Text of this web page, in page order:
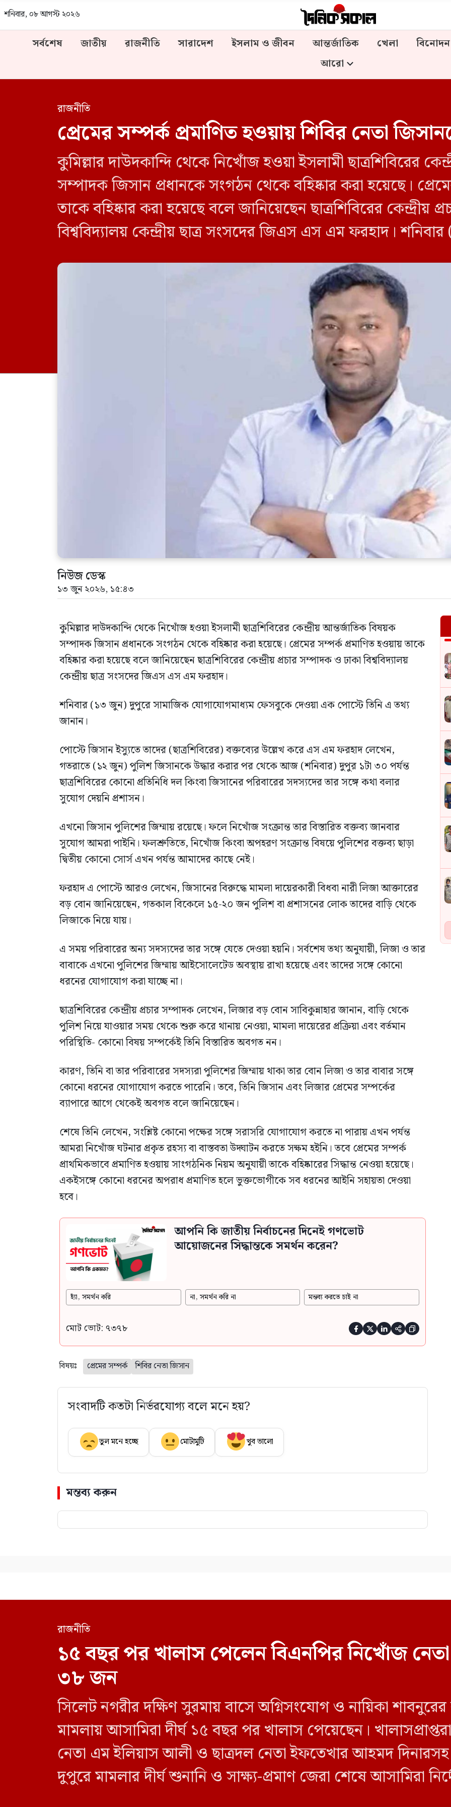
শনিবার, ০৮ আগস্ট ২০২৬
সর্বশেষ জাতীয় রাজনীতি সারাদেশ ইসলাম ও জীবন আন্তর্জাতিক খেলা বিনোদন
আরো
রাজনীতি
প্রেমের সম্পর্ক প্রমাণিত হওয়ায় শিবির নেতা
কুমিল্লার দাউদকান্দি থেকে নিখোঁজ হওয়া ইসলামী ছাত্রশিবিরের
সম্পাদক জিসান প্রধানকে সংগঠন থেকে বহিষ্কার করা হয়েছে।
তাকে বহিষ্কার করা হয়েছে বলে জানিয়েছেন ছাত্রশিবিরের কেন্দ্রীয়
বিশ্ববিদ্যালয় কেন্দ্রীয় ছাত্র সংসদের জিএস এস এম ফরহাদ।
নিউজ ডেস্ক
১৩ জুন ২০২৬, ১৫:৪৩
কুমিল্লার দাউদকান্দি থেকে নিখোঁজ হওয়া ইসলামী ছাত্রশিবিরের কেন্দ্রীয় আন্তর্জাতিক বিষয়ক
সম্পাদক জিসান প্রধানকে সংগঠন থেকে বহিষ্কার করা হয়েছে। প্রেমের সম্পর্ক প্রমাণিত হওয়ায় তাকে
বহিষ্কার করা হয়েছে বলে জানিয়েছেন ছাত্রশিবিরের কেন্দ্রীয় প্রচার সম্পাদক ও ঢাকা বিশ্ববিদ্যালয়
কেন্দ্রীয় ছাত্র সংসদের জিএস এস এম ফরহাদ।
শনিবার (১৩ জুন) দুপুরে সামাজিক যোগাযোগমাধ্যম ফেসবুকে দেওয়া এক পোস্টে তিনি এ তথ্য
জানান।
পোস্টে জিসান ইস্যুতে তাদের (ছাত্রশিবিরের) বক্তব্যের উল্লেখ করে এস এম ফরহাদ লেখেন,
গতরাতে (১২ জুন) পুলিশ জিসানকে উদ্ধার করার পর থেকে আজ (শনিবার) দুপুর ১টা ৩০ পর্যন্ত
ছাত্রশিবিরের কোনো প্রতিনিধি দল কিংবা জিসানের পরিবারের সদস্যদের তার সঙ্গে কথা বলার
সুযোগ দেয়নি প্রশাসন।
এখনো জিসান পুলিশের জিম্মায় রয়েছে। ফলে নিখোঁজ সংক্রান্ত তার বিস্তারিত বক্তব্য জানবার
সুযোগ আমরা পাইনি। ফলশ্রুতিতে, নিখোঁজ কিংবা অপহরণ সংক্রান্ত বিষয়ে পুলিশের বক্তব্য ছাড়া
দ্বিতীয় কোনো সোর্স এখন পর্যন্ত আমাদের কাছে নেই।
ফরহাদ এ পোস্টে আরও লেখেন, জিসানের বিরুদ্ধে মামলা দায়েরকারী বিধবা নারী লিজা আক্তারের
বড় বোন জানিয়েছেন, গতকাল বিকেলে ১৫-২০ জন পুলিশ বা প্রশাসনের লোক তাদের বাড়ি থেকে
লিজাকে নিয়ে যায়।
এ সময় পরিবারের অন্য সদস্যদের তার সঙ্গে যেতে দেওয়া হয়নি। সর্বশেষ তথ্য অনুযায়ী, লিজা ও তার
বাবাকে এখনো পুলিশের জিম্মায় আইসোলেটেড অবস্থায় রাখা হয়েছে এবং তাদের সঙ্গে কোনো
ধরনের যোগাযোগ করা যাচ্ছে না।
ছাত্রশিবিরের কেন্দ্রীয় প্রচার সম্পাদক লেখেন, লিজার বড় বোন সাবিকুন্নাহার জানান, বাড়ি থেকে
পুলিশ নিয়ে যাওয়ার সময় থেকে শুরু করে থানায় নেওয়া, মামলা দায়েরের প্রক্রিয়া এবং বর্তমান
পরিস্থিতি- কোনো বিষয় সম্পর্কেই তিনি বিস্তারিত অবগত নন।
কারণ, তিনি বা তার পরিবারের সদস্যরা পুলিশের জিম্মায় থাকা তার বোন লিজা ও তার বাবার সঙ্গে
কোনো ধরনের যোগাযোগ করতে পারেনি। তবে, তিনি জিসান এবং লিজার প্রেমের সম্পর্কের
ব্যাপারে আগে থেকেই অবগত বলে জানিয়েছেন।
শেষে তিনি লেখেন, সংশ্লিষ্ট কোনো পক্ষের সঙ্গে সরাসরি যোগাযোগ করতে না পারায় এখন পর্যন্ত
আমরা নিখোঁজ ঘটনার প্রকৃত রহস্য বা বাস্তবতা উদ্ঘাটন করতে সক্ষম হইনি। তবে প্রেমের সম্পর্ক
প্রাথমিকভাবে প্রমাণিত হওয়ায় সাংগঠনিক নিয়ম অনুযায়ী তাকে বহিষ্কারের সিদ্ধান্ত নেওয়া হয়েছে।
একইসঙ্গে কোনো ধরনের অপরাধ প্রমাণিত হলে ভুক্তভোগীকে সব ধরনের আইনি সহায়তা দেওয়া
হবে।
আপনি কি জাতীয় নির্বাচনের দিনেই গণভোট
আয়োজনের সিদ্ধান্তকে সমর্থন করেন?
হ্যাঁ, সমর্থন করি না, সমর্থন করি না মন্তব্য করতে চাই না
মোট ভোট: ৭৩৭৮     
বিষয়ঃ প্রেমের সম্পর্ক শিবির নেতা জিসান
সংবাদটি কতটা নির্ভরযোগ্য বলে মনে হয়?
ভুল মনে হচ্ছে মোটামুটি খুব ভালো
মন্তব্য করুন
রাজনীতি
১৫ বছর পর খালাস পেলেন বিএনপির নিখোঁজ নেতা
৩৮ জন
সিলেট নগরীর দক্ষিণ সুরমায় বাসে অগ্নিসংযোগ ও নায়িকা
মামলায় আসামিরা দীর্ঘ ১৫ বছর পর খালাস পেয়েছেন।
নেতা এম ইলিয়াস আলী ও ছাত্রদল নেতা ইফতেখার আহমদ
দুপুরে মামলার দীর্ঘ শুনানি ও সাক্ষ্য-প্রমাণ জেরা শেষে আসামিরা